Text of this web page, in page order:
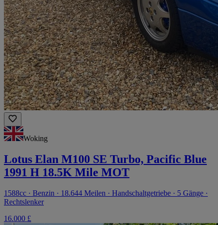
Woking
Lotus Elan M100 SE Turbo, Pacific Blue
1991 H 18.5K Mile MOT
1588cc · Benzin · 18.644 Meilen · Handschaltgetriebe · 5 Gänge ·
Rechtslenker
16.000 £